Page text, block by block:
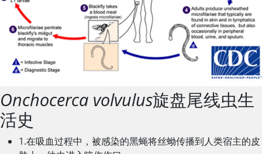
Onchocerca volvulus旋盘尾线虫生
活史
1.在吸血过程中，被感染的黑蝇将丝蚴传播到人类宿主的皮